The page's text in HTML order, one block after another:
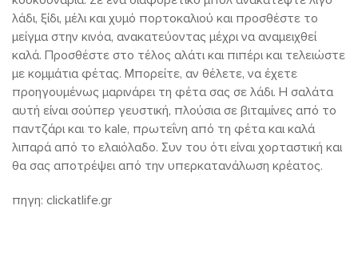
λάδι, ξίδι, μέλι και χυμό πορτοκαλιού και προσθέστε το
μείγμα στην κινόα, ανακατεύοντας μέχρι να αναμειχθεί
καλά. Προσθέστε στο τέλος αλάτι και πιπέρι και τελειώστε
με κομμάτια φέτας. Μπορείτε, αν θέλετε, να έχετε
προηγουμένως μαρινάρει τη φέτα σας σε λάδι. Η σαλάτα
αυτή είναι σούπερ γευστική, πλούσια σε βιταμίνες από το
παντζάρι και το kale, πρωτεΐνη από τη φέτα και καλά
λιπαρά από το ελαιόλαδο. Συν του ότι είναι χορταστική και
θα σας αποτρέψει από την υπερκατανάλωση κρέατος.
πηγη: clickatlife.gr